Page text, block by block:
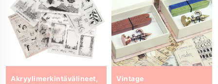
Akryylimerkintävälineet,
Vintage